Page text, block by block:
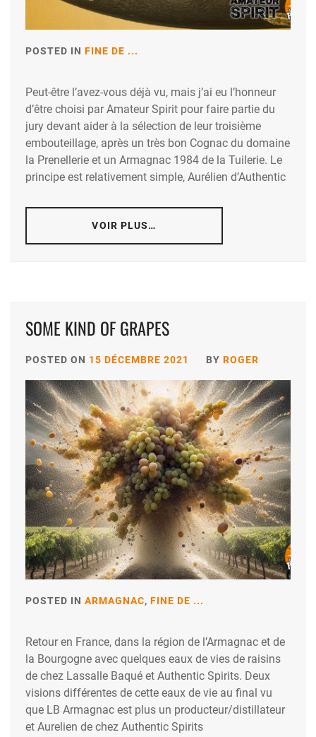
POSTED IN FINE DE ...
Peut-être l’avez-vous déjà vu, mais j’ai eu l’honneur
d’être choisi par Amateur Spirit pour faire partie du
jury devant aider à la sélection de leur troisième
embouteillage, après un très bon Cognac du domaine
la Prenellerie et un Armagnac 1984 de la Tuilerie. Le
principe est relativement simple, Aurélien d’Authentic
VOIR PLUS…
SOME KIND OF GRAPES
POSTED ON 15 DÉCEMBRE 2021 BY ROGER
POSTED IN ARMAGNAC, FINE DE ...
Retour en France, dans la région de l’Armagnac et de
la Bourgogne avec quelques eaux de vies de raisins
de chez Lassalle Baqué et Authentic Spirits. Deux
visions différentes de cette eaux de vie au final vu
que LB Armagnac est plus un producteur/distillateur
et Aurelien de chez Authentic Spirits